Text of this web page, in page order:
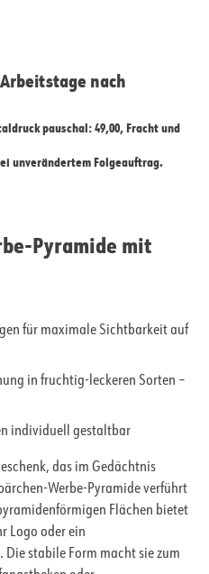
nach
pauschal: 49,00, Fracht und
unverändertem Folgeauftrag.
Pyramide mit
für maximale Sichtbarkeit auf
in fruchtig-leckeren Sorten –
individuell gestaltbar
das im Gedächtnis
Werbe-Pyramide verführt
Flächen bietet
Logo oder ein
stabile Form macht sie zum